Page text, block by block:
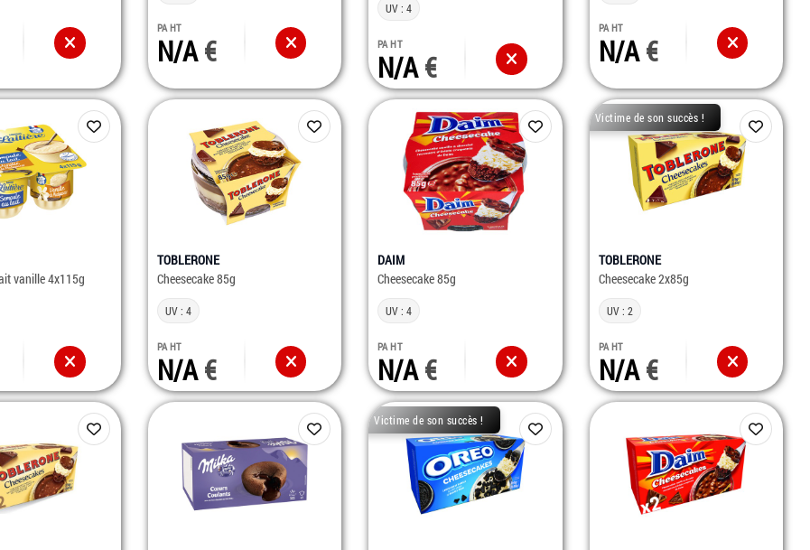
PA HT
N/A
UV : 4
PA HT
N/A
PA HT
N/A
vanille 4x115g
TOBLERONE
Cheesecake 85g
UV : 4
PA HT
N/A
DAIM
Cheesecake 85g
UV : 4
PA HT
N/A
Victime de son succès !
TOBLERONE
Cheesecake 2x85g
UV : 2
PA HT
N/A
Victime de son succès !